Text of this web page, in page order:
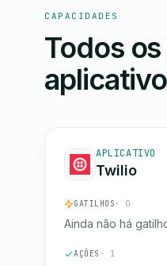
CAPACIDADES
Todos
APLICATIVO
Twilio
GATILHOS · 0
Ainda não há
AÇÕES · 1